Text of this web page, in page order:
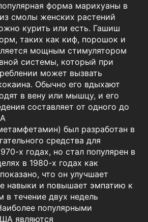
форма марихуаны в
смолы женских растений
курить или есть. Гашиш
таких как киф, порошок и
мощным стимулятором
системы, который при
может вызвать
Обычно его вдыхают
в вену или мышцу, и его
составляет от одного до
был разработан в
средства для
х годах, но стал популярен в
в 1980-х годах как
что он улучшает
навыки и повышает эмпатию к
в течение двух недель
популярными
являются